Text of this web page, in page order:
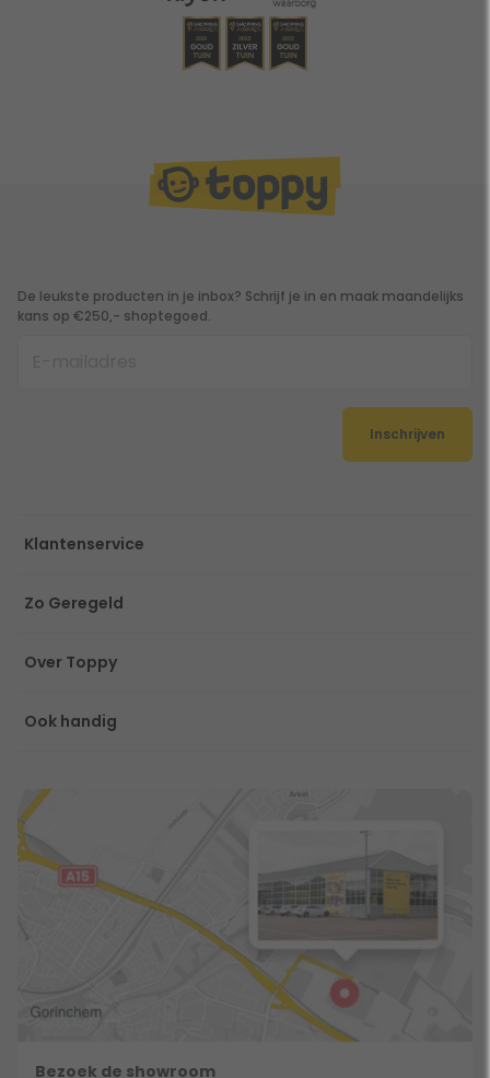
De leukste producten in je inbox? Schrijf je in en maak maandelijks
kans op €250,- shoptegoed.
Inschrijven
Klantenservice
Zo Geregeld
Over Toppy
Ook handig
Bezoek de showroom